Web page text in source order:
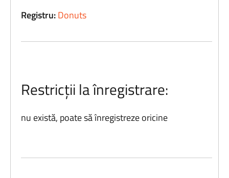
Registru:Donuts
Restricții la înregistrare:
nu există, poate să înregistreze oricine